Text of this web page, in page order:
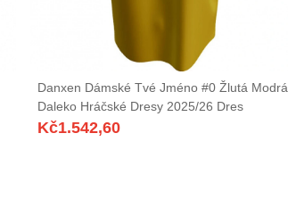
Danxen Dámské Tvé Jméno #0 Žlutá Modrá
Daleko Hráčské Dresy 2025/26 Dres
Kč1.542,60